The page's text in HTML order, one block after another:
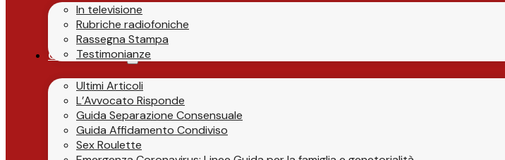
In televisione
Rubriche radiofoniche
Rassegna Stampa
Testimonianze
Guide & News
Ultimi Articoli
L’Avvocato Risponde
Guida Separazione Consensuale
Guida Affidamento Condiviso
Sex Roulette